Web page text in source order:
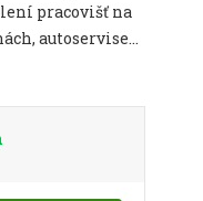
pracovišť na
autoservise...